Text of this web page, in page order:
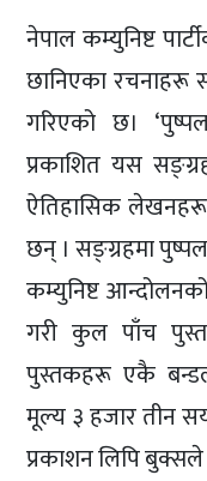
नेपाल कम्युनिष्ट
छानिएका रचनाहरू
गरिएको छ।
प्रकाशित यस
ऐतिहासिक
छन् । सङ्ग्रहमा
कम्युनिष्ट
गरी कुल पाँच
पुस्तकहरू एकै
मूल्य ३ हजार तीन
प्रकाशन लिपि बुक्सले